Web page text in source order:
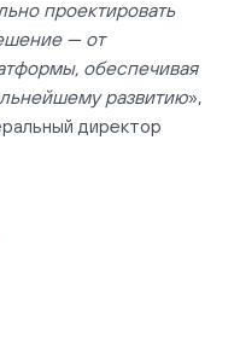
проектировать
— от
обеспечивая
развитию»,
директор